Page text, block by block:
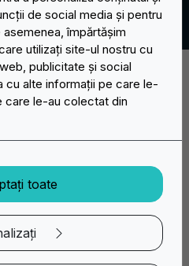
de patch-uri și aplicații
online, noi îl pregătim și ți-l
9:30 - 17:30
de social media și pentru
împărtășim
utilizați site-ul nostru cu
publicitate și social
cu alte informații pe care le-
care le-au colectat din
toate